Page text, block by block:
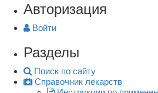
Авторизация
Войти
Разделы
Поиск по сайту
Справочник лекарств